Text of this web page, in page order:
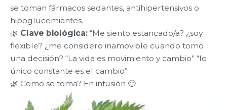
se toman fármacos sedantes, antihipertensivos o
hipoglucemiantes.
🌿 Clave biológica: “Me siento estancado/a? ¿soy
flexible? ¿me considero inamovible cuando tomo
una decisión? “La vida es movimiento y cambio” “lo
único constante es el cambio”
🌿 Como se toma? En infusión 🙂